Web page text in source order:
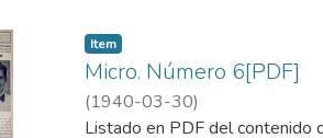
Item
Micro. Número 6[PDF]
(1940-03-30)
Listado en PDF del contenido